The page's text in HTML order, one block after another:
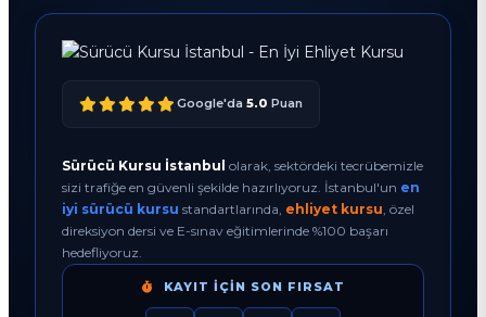
Google'da 5.0 Puan
Sürücü Kursu İstanbul olarak, sektördeki tecrübemizle
sizi trafiğe en güvenli şekilde hazırlıyoruz. İstanbul'un en
iyi sürücü kursu standartlarında, ehliyet kursu , özel
direksiyon dersi ve E-sınav eğitimlerinde %100 başarı
hedefliyoruz.
KAYIT İÇIN SON FIRSAT